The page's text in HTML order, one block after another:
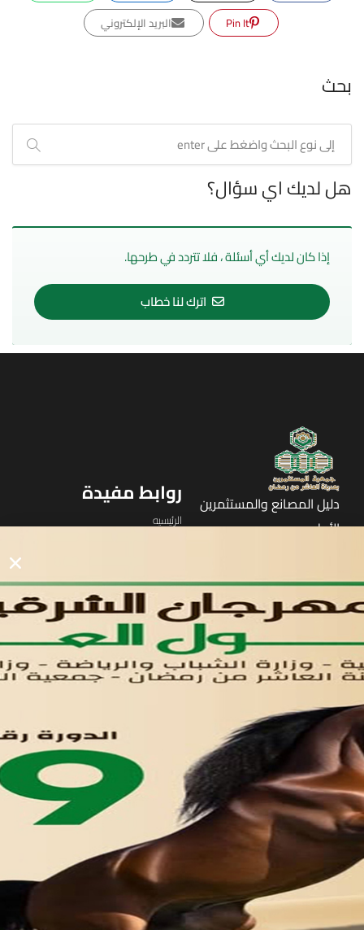
Pin It
البريد الإلكتروني
بحث
هل لديك اي سؤال؟
إذا كان لديك أي أسئلة ، فلا تتردد في طرحها.
اترك لنا خطاب
دليل المصانع والمستثمرين
الأول
روابط مفيدة
الرئيسيه
لوحه التحكم
اتصل بنا
مدينة العاشر من رمضان
01221020029
055-4494429
055-4494406
055-4494414
info.triaeg@yahoo.com
info@triaeg-guide.com